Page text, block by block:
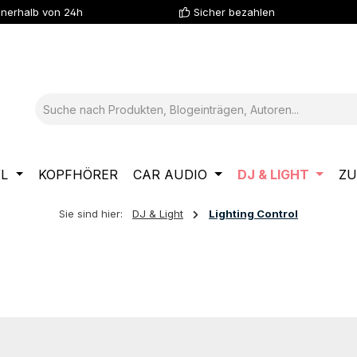
von 24h Sicher bezahlen
KOPFHÖRER CAR AUDIO DJ & LIGHT
Sie sind hier: DJ & Light Lighting Control